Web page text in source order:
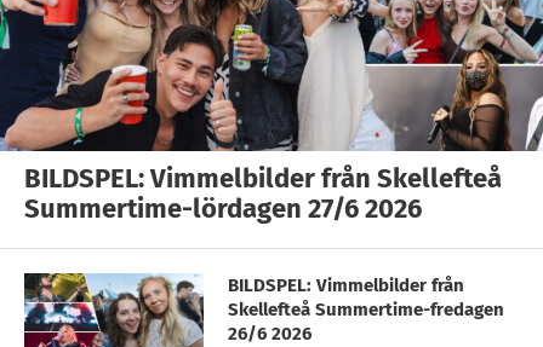
BILDSPEL: Vimmelbilder från Skellefteå
Summertime-lördagen 27/6 2026
BILDSPEL: Vimmelbilder från
Skellefteå Summertime-fredagen
26/6 2026